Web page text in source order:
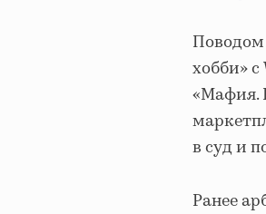
Поводом
хобби»
«Мафия.
в суд и
Ранее